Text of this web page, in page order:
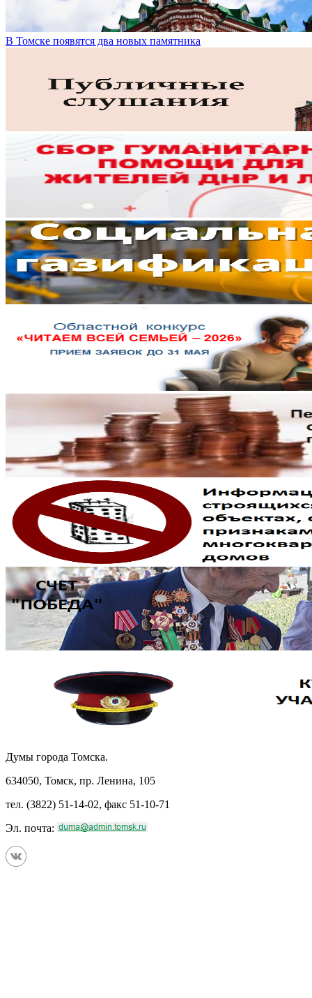
В Томске появятся два новых памятника
Думы города Томска.
634050, Томск, пр. Ленина, 105
тел. (3822) 51-14-02, факс 51-10-71
Эл. почта: